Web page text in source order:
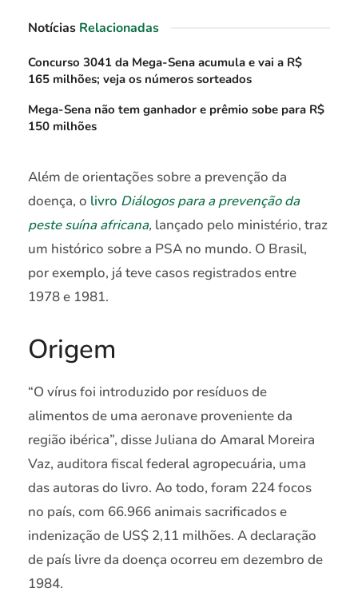
Notícias Relacionadas
Concurso 3041 da Mega-Sena acumula e vai a R$
165 milhões; veja os números sorteados
Mega-Sena não tem ganhador e prêmio sobe para R$
150 milhões
Além de orientações sobre a prevenção da
doença, o livro Diálogos para a prevenção da
peste suína africana, lançado pelo ministério, traz
um histórico sobre a PSA no mundo. O Brasil,
por exemplo, já teve casos registrados entre
1978 e 1981.
Origem
“O vírus foi introduzido por resíduos de
alimentos de uma aeronave proveniente da
região ibérica”, disse Juliana do Amaral Moreira
Vaz, auditora fiscal federal agropecuária, uma
das autoras do livro. Ao todo, foram 224 focos
no país, com 66.966 animais sacrificados e
indenização de US$ 2,11 milhões. A declaração
de país livre da doença ocorreu em dezembro de
1984.